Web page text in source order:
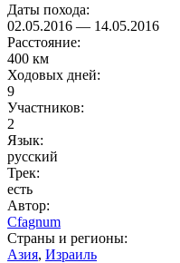
Даты похода:
02.05.2016 — 14.05.2016
Расстояние:
400 км
Ходовых дней:
9
Участников:
2
Язык:
русский
Трек:
есть
Автор:
Cfagnum
Страны и регионы:
Азия, Израиль